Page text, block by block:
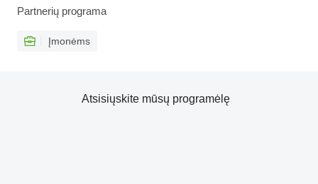
Partnerių programa
Įmonėms
Atsisiųskite mūsų programėlę